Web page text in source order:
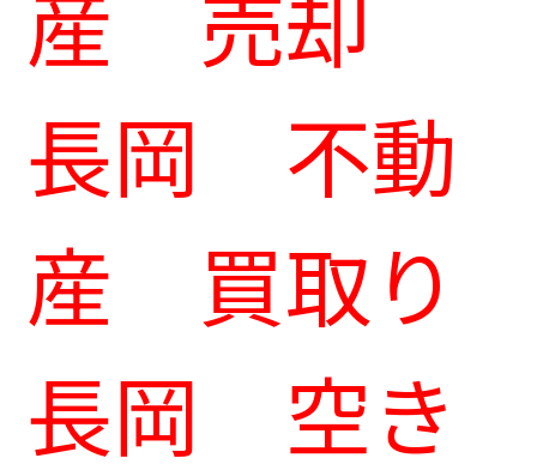
長岡 不動
産 買取り
長岡 空き